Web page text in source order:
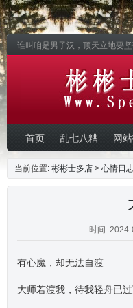
谁叫咱是男子汉，顶天立地要坚
首页 乱七八糟 网
当前位置: 彬彬士多店 > 心情日
时间:
有心魔，却无法自渡
大师若渡我，待我轻舟已